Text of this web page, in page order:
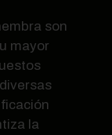
son
mayor
la